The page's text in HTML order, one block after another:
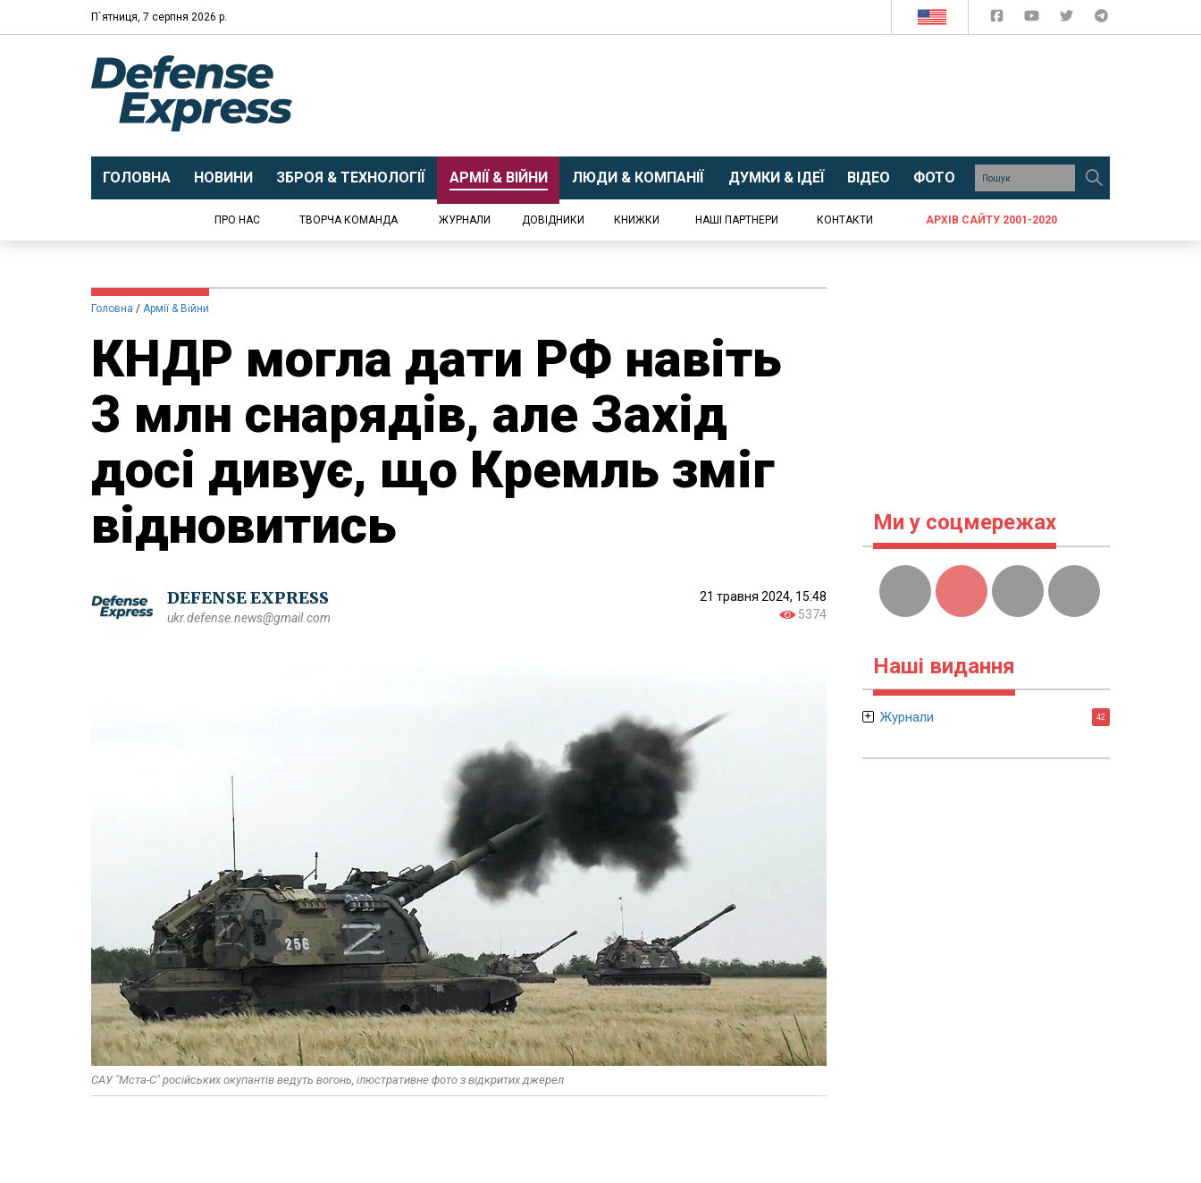
П`ятниця, 7 серпня 2026 р.
ГОЛОВНА НОВИНИ ЗБРОЯ & ТЕХНОЛОГІЇ АРМІЇ & ВІЙНИ ЛЮДИ & КОМПАНІЇ ДУМКИ & ІДЕЇ ВІДЕО ФОТО
ПРО НАС ТВОРЧА КОМАНДА ЖУРНАЛИ ДОВІДНИКИ КНИЖКИ НАШІ ПАРТНЕРИ КОНТАКТИ АРХІВ САЙТУ 2001-2020
Головна Армії & Війни
КНДР могла дати РФ навіть
3 млн снарядів, але Захід
досі дивує, що Кремль зміг
відновитись
DEFENSE EXPRESS
ukr.defense.news@gmail.com
21 травня 2024, 15:48
5374
САУ "Мста-С" російських окупантів ведуть вогонь, ілюстративне фото з відкритих джерел
Ми у соцмережах
Наші видання
Журнали 42